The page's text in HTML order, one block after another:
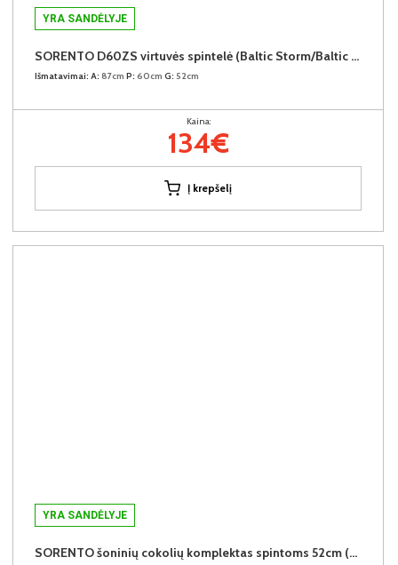
YRA SANDĖLYJE
SORENTO D60ZS virtuvės spintelė (Baltic Storm/Baltic Storm)
Išmatavimai: A: 87cm P: 60cm G: 52cm
Kaina:
134€
Į krepšelį
YRA SANDĖLYJE
SORENTO šoninių cokolių komplektas spintoms 52cm (2vnt.) (Baltic Storm)